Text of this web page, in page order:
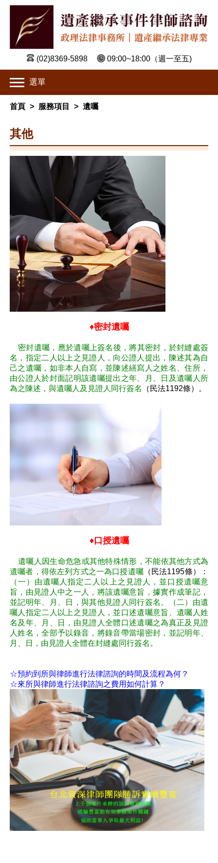
(02)8369-5898 09:00~18:00 （週一至五)
選單
首頁 > 服務項目 > 遺囑
其他
♦密封遺囑
密封遺囑，應於遺囑上簽名後，將其密封，於封縫處簽
名，指定二人以上之見證人，向公證人提出，陳述其為自
己之遺囑，如非本人自寫，並陳述繕寫人之姓名、住所，
由公證人於封面記明該遺囑提出之年、月、日及遺囑人所
為之陳述，與遺囑人及見證人同行簽名
（民法1192條）。
♦口授遺囑
遺囑人因生命危急或其他特殊情形，不能依其他方式為
遺囑者，得依左列方式之一為口授遺囑（民法1195條）：
（一）由遺囑人指定二人以上之見證人，並口授遺囑意
旨，由見證人中之一人，將該遺囑意旨，據實作成筆記，
並記明年、月、日，與其他見證人同行簽名。（二）由遺
囑人指定二人以上之見證人，並口述遺囑意旨、遺囑人姓
名及年、月、日，由見證人全體口述遺囑之為真正及見證
人姓名，全部予以錄音，將錄音帶當場密封，並記明年、
月、日，由見證人全體在封縫處同行簽名。
☆預約到所與律師進行法律諮詢的時間及流程為何？
☆來所與律師進行法律諮詢之費用如何計算？